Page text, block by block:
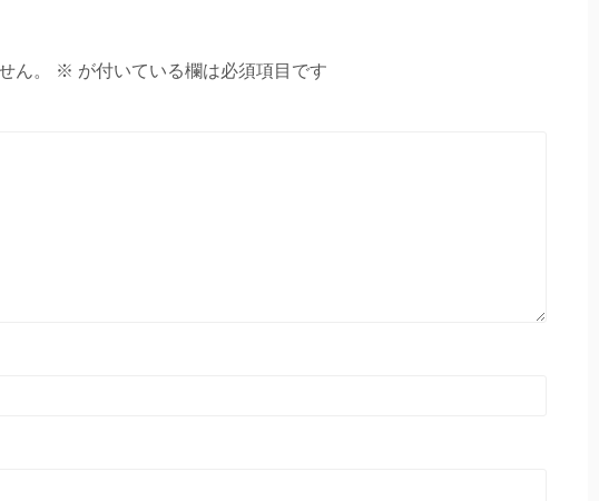
ん。 ※ が付いている欄は必須項目です